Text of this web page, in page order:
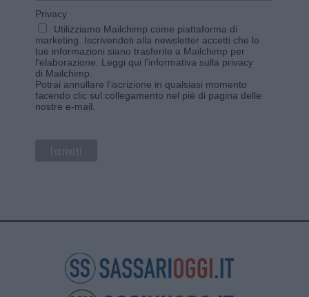
Privacy
Utilizziamo Mailchimp come piattaforma di
marketing. Iscrivendoti alla newsletter accetti che le
tue informazioni siano trasferite a Mailchimp per
l'elaborazione. Leggi qui l'informativa sulla privacy
di Mailchimp
Potrai annullare l'iscrizione in qualsiasi momento
facendo clic sul collegamento nel piè di pagina delle
nostre e-mail.